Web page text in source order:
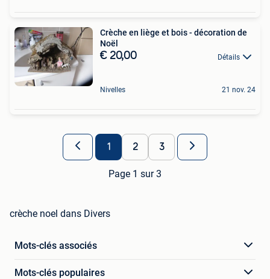
Crèche en liège et bois - décoration de
Noël
€ 20,00 Détails
Nivelles 21 nov. 24
1 2 3
Page 1 sur 3
crèche noel dans Divers
Mots-clés associés
Mots-clés populaires